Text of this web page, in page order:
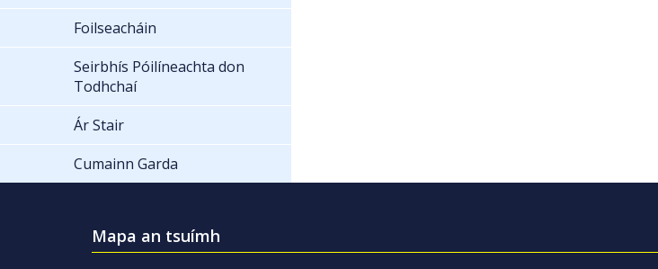
Foilseacháin
Seirbhís Póilíneachta don
Todhchaí
Ár Stair
Cumainn Garda
Mapa an tsuímh